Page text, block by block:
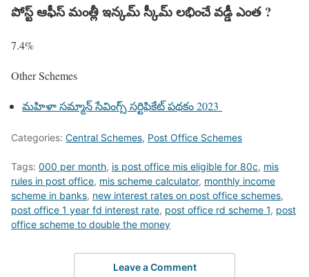
పోస్ట్ ఆఫీస్ మంత్లీ ఇన్కమ్ స్కీమ్ లభించే వడ్డీ ఎంత ?
7.4%
Other Schemes
మహిళా సమ్మాన్ సేవింగ్స్ సర్టిఫికేట్ పథకం 2023
Categories: Central Schemes, Post Office Schemes
Tags: 000 per month, is post office mis eligible for 80c, mis
rules in post office, mis scheme calculator, monthly income
scheme in banks, new interest rates on post office schemes,
post office 1 year fd interest rate, post office rd scheme 1, post
office scheme to double the money
Leave a Comment